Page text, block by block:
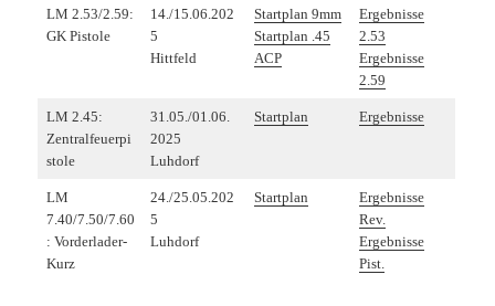
LM 2.53/2.59:
GK Pistole
14./15.06.202
5
Hittfeld
Startplan 9mm
Startplan .45
ACP
Ergebnisse
2.53
Ergebnisse
2.59
LM 2.45:
Zentralfeuerpi
stole
31.05./01.06.
2025
Luhdorf
Startplan Ergebnisse
LM
7.40/7.50/7.60
: Vorderlader-
Kurz
24./25.05.202
5
Luhdorf
Startplan
Ergebnisse
Rev.
Ergebnisse
Pist.